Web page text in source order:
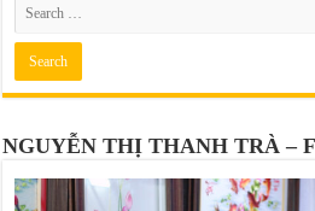
NGUYỄN THỊ THANH TRÀ –